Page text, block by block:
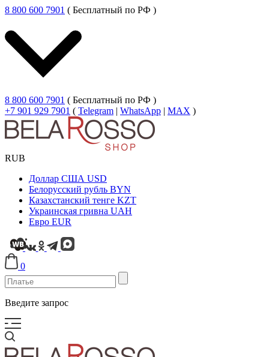
8 800 600 7901 ( Бесплатный по РФ )
8 800 600 7901 ( Бесплатный по РФ )
+7 901 929 7901 ( Telegram | WhatsApp | MAX )
RUB
Доллар США USD
Белорусский рубль BYN
Казахстанский тенге KZT
Украинская гривна UAH
Евро EUR
0
Введите запрос